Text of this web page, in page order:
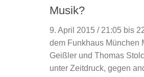
Musik?
9. April 2015 / 21:05 bis
dem Funkhaus München
Geißler und Thomas
unter Zeitdruck, gegen